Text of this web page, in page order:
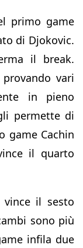
primo game
di Djokovic.
il break.
vari
in pieno
permette di
game Cachin
il quarto
il sesto
sono più
infila due